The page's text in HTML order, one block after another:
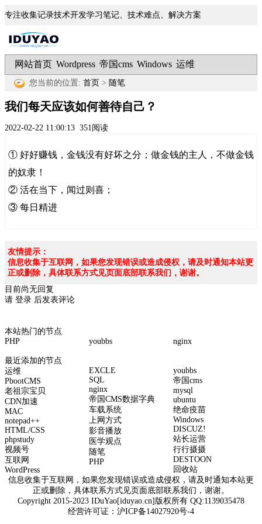
专注收集记录技术开发学习笔记、技术难点、解决方案
网站首页 Wordpress 帝国cms Windows 运维
您当前的位置: 首页 > 随笔
我们每天应该如何善待自己？
2022-02-22 11:00:13 351阅读
① 好好赚钱，金钱没有好坏之分；做金钱的主人，不做金钱
的奴隶！
② 活在当下，闻过则喜；
③ 每日精进
友情提示：
信息收集于互联网，如果您发现错误或造成侵权，请及时通知本站更
正或删除，具体联系方式见页面底部联系我们，谢谢。
目前尚无回复
请 登录 后发表评论
本站热门的节点
PHP
youbbs nginx
最近添加的节点
运维
PbootCMS
老祖宗宝贝
CDN加速
MAC
notepad++
HTML/CSS
phpstudy
视频号
互联网
WordPress
EXCLE
SQL
nginx
帝国CMS数据字典
车载系统
上网方式
影音播放
医学观点
随笔
PHP
youbbs
帝国cms
mysql
ubuntu
绝命疫苗
Windows
DISCUZ!
站长运营
行行摄摄
DESTOON
回收站
信息收集于互联网，如果您发现错误或造成侵权，请及时通知本站更
正或删除，具体联系方式见页面底部联系我们，谢谢。
Copyright 2015-2023 IDuYao[iduyao.cn]版权所有 QQ:1139035478
经营许可证： 沪ICP备14027920号-4